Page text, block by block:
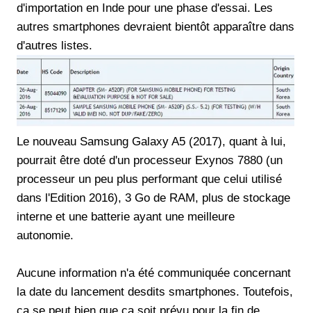
d'importation en Inde pour une phase d'essai. Les
autres smartphones devraient bientôt apparaître dans
d'autres listes.
Le nouveau Samsung Galaxy A5 (2017), quant à lui,
pourrait être doté d'un processeur Exynos 7880 (un
processeur un peu plus performant que celui utilisé
dans l'Edition 2016), 3 Go de RAM, plus de stockage
interne et une batterie ayant une meilleure
autonomie.
Aucune information n'a été communiquée concernant
la date du lancement desdits smartphones. Toutefois,